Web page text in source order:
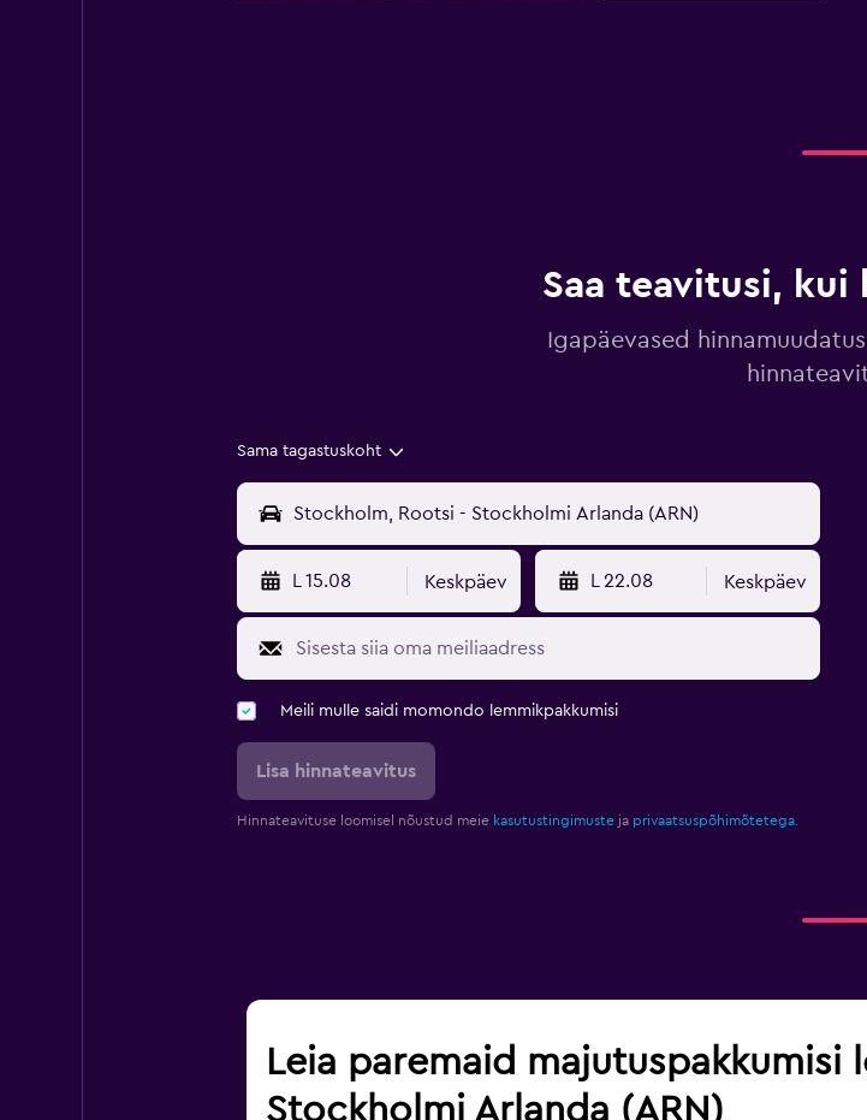
Saa teavitusi, kui
Igapäevased
Sama tagastuskoht
L 15.08 Keskpäev L 22.08 Keskpäev
Meili mulle saidi momondo lemmikpakkumisi
Lisa hinnateavitus
Hinnateavituse loomisel nõustud meie kasutustingimusteja privaatsuspõhimõtetega.
Leia paremaid majutuspakkumisi
Stockholmi Arlanda (ARN)